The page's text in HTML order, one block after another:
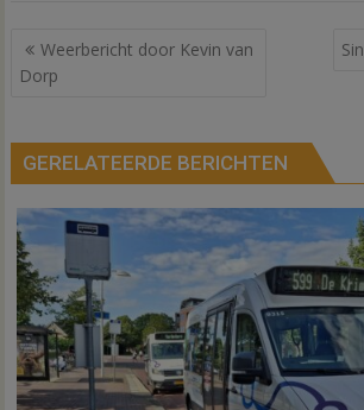
Bericht
navigatie
Weerbericht door Kevin van
Dorp
GERELATEERDE BERICHTEN